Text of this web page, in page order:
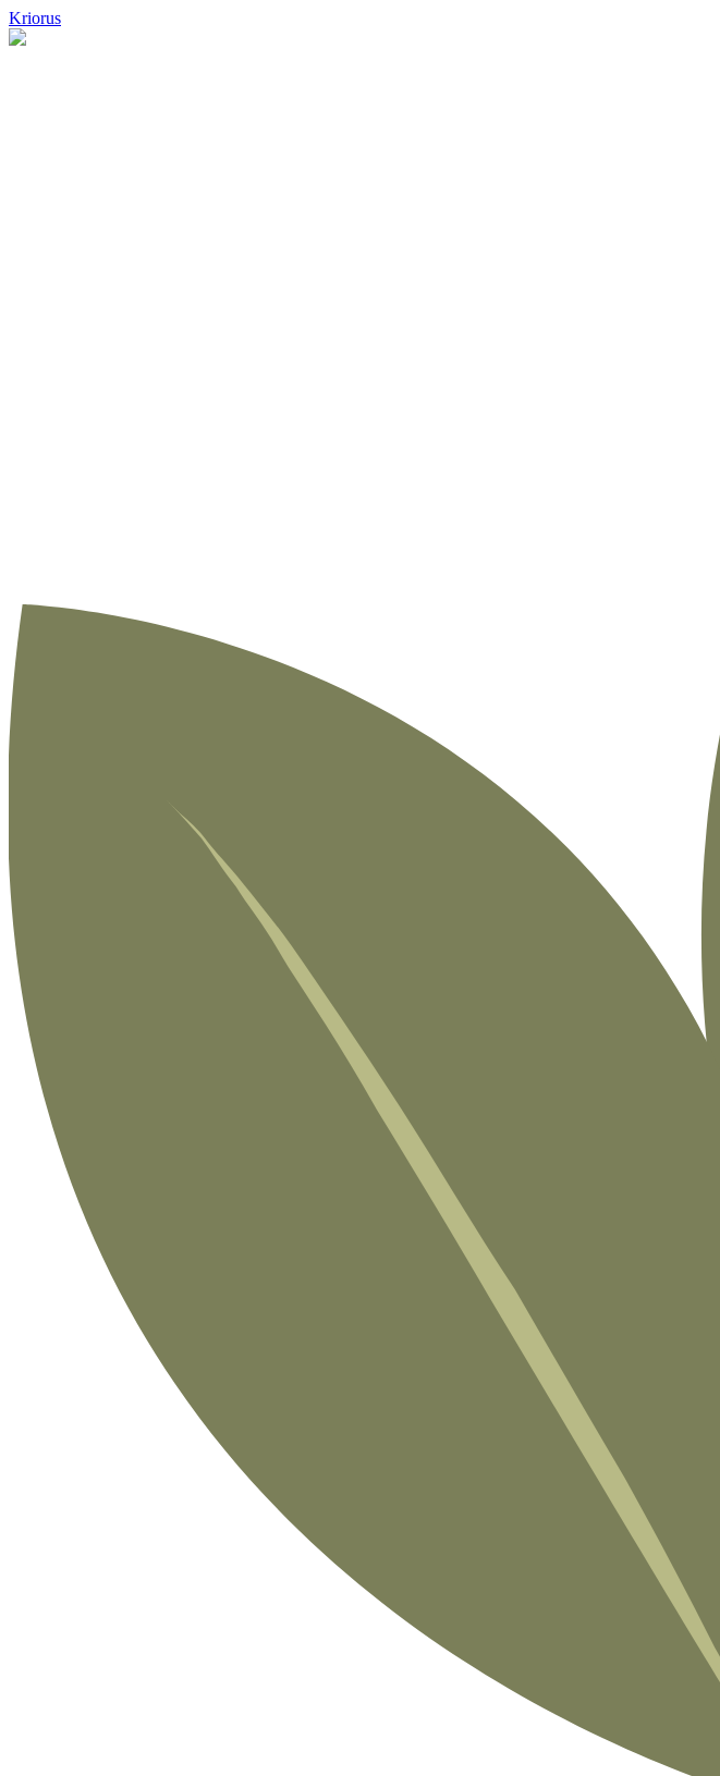
Kriorus